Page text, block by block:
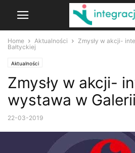
Home Aktualności
Zmysły w akcji-
Bałtyckiej
Aktualności
Zmysły w akcji-
wystawa w
22-03-2019